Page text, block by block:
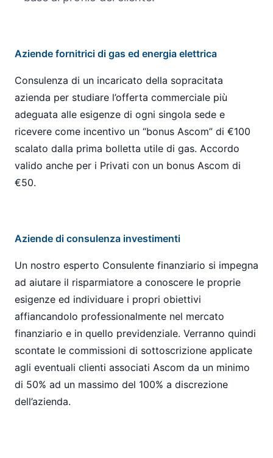
Aziende fornitrici di gas ed energia elettrica
Consulenza di un incaricato della sopracitata
azienda per studiare l’offerta commerciale più
adeguata alle esigenze di ogni singola sede e
ricevere come incentivo un “bonus Ascom” di €100
scalato dalla prima bolletta utile di gas. Accordo
valido anche per i Privati con un bonus Ascom di
€50.
Aziende di consulenza investimenti
Un nostro esperto Consulente finanziario si impegna
ad aiutare il risparmiatore a conoscere le proprie
esigenze ed individuare i propri obiettivi
affiancandolo professionalmente nel mercato
finanziario e in quello previdenziale. Verranno quindi
scontate le commissioni di sottoscrizione applicate
agli eventuali clienti associati Ascom da un minimo
di 50% ad un massimo del 100% a discrezione
dell’azienda.